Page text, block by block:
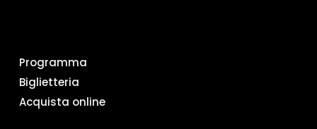
Programma
Biglietteria
Acquista online